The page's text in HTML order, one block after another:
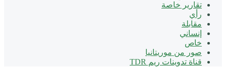
تقارير خاصة
رأي
مقابلة
إنساني
خاص
صور من موريتانيا
قناة تدوينات ريم TDR